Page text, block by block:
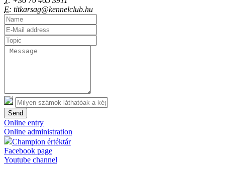
E: titkarsag@kennelclub.hu
Send
Online entry
Online administration
Champion értéktár
Facebook page
Youtube channel